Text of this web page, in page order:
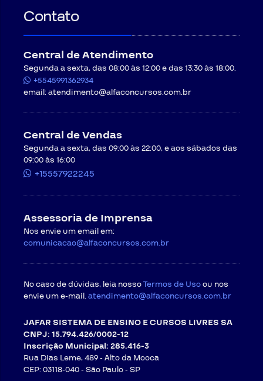
Contato
Central de Atendimento
Segunda a sexta, das 08:00 às 12:00 e das 13:30 às 18:00.
+5545991362934
email:atendimento@alfaconcursos.com.br
Central de Vendas
Segunda a sexta, das 09:00 às 22:00, e aos sábados das
09:00 às 16:00
+15557922245
Assessoria de Imprensa
Nos envie um email em:
comunicacao@alfaconcursos.com.br
No caso de dúvidas, leia nossoTermos de Usoou nos
envie um e-mail.atendimento@alfaconcursos.com.br
JAFAR SISTEMA DE ENSINO E CURSOS LIVRES SA
CNPJ: 15.794.426/0002-12
Inscrição Municipal: 285.416-3
Rua Dias Leme, 489 - Alto da Mooca
CEP: 03118-040 -São Paulo - SP